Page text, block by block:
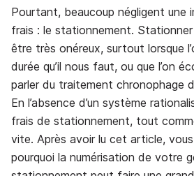
Pourtant, beaucoup négligent une
frais : le stationnement.
être très onéreux, surtout lorsque
durée qu’il nous faut, ou que l’on
parler du traitement chronophage
En l’absence d’un système
frais de stationnement, tout
vite. Après avoir lu cet article,
pourquoi la numérisation de votre